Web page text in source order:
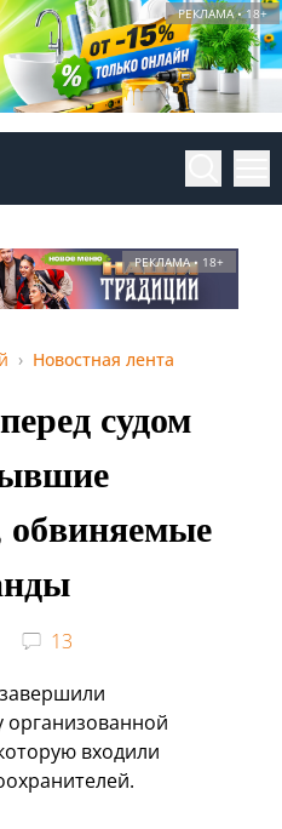
РЕКЛАМА • 18+
РЕКЛАМА • 18+
Новостная лента
судом
обвиняемые
13
организованной
входили